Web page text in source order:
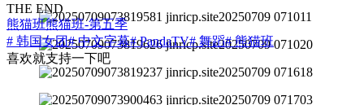
THE END
熊猫班熊猫班-第五季
# 韩国女团# 中文字幕# PandaTV# 舞蹈# 熊猫班
喜欢就支持一下吧